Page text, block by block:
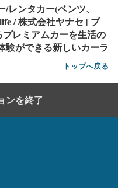
ンタカー(ベンツ、
/ 株式会社ヤナセ | プ
レミアムカーを生活の
験ができる新しいカーラ
トップへ戻る
ンを終了